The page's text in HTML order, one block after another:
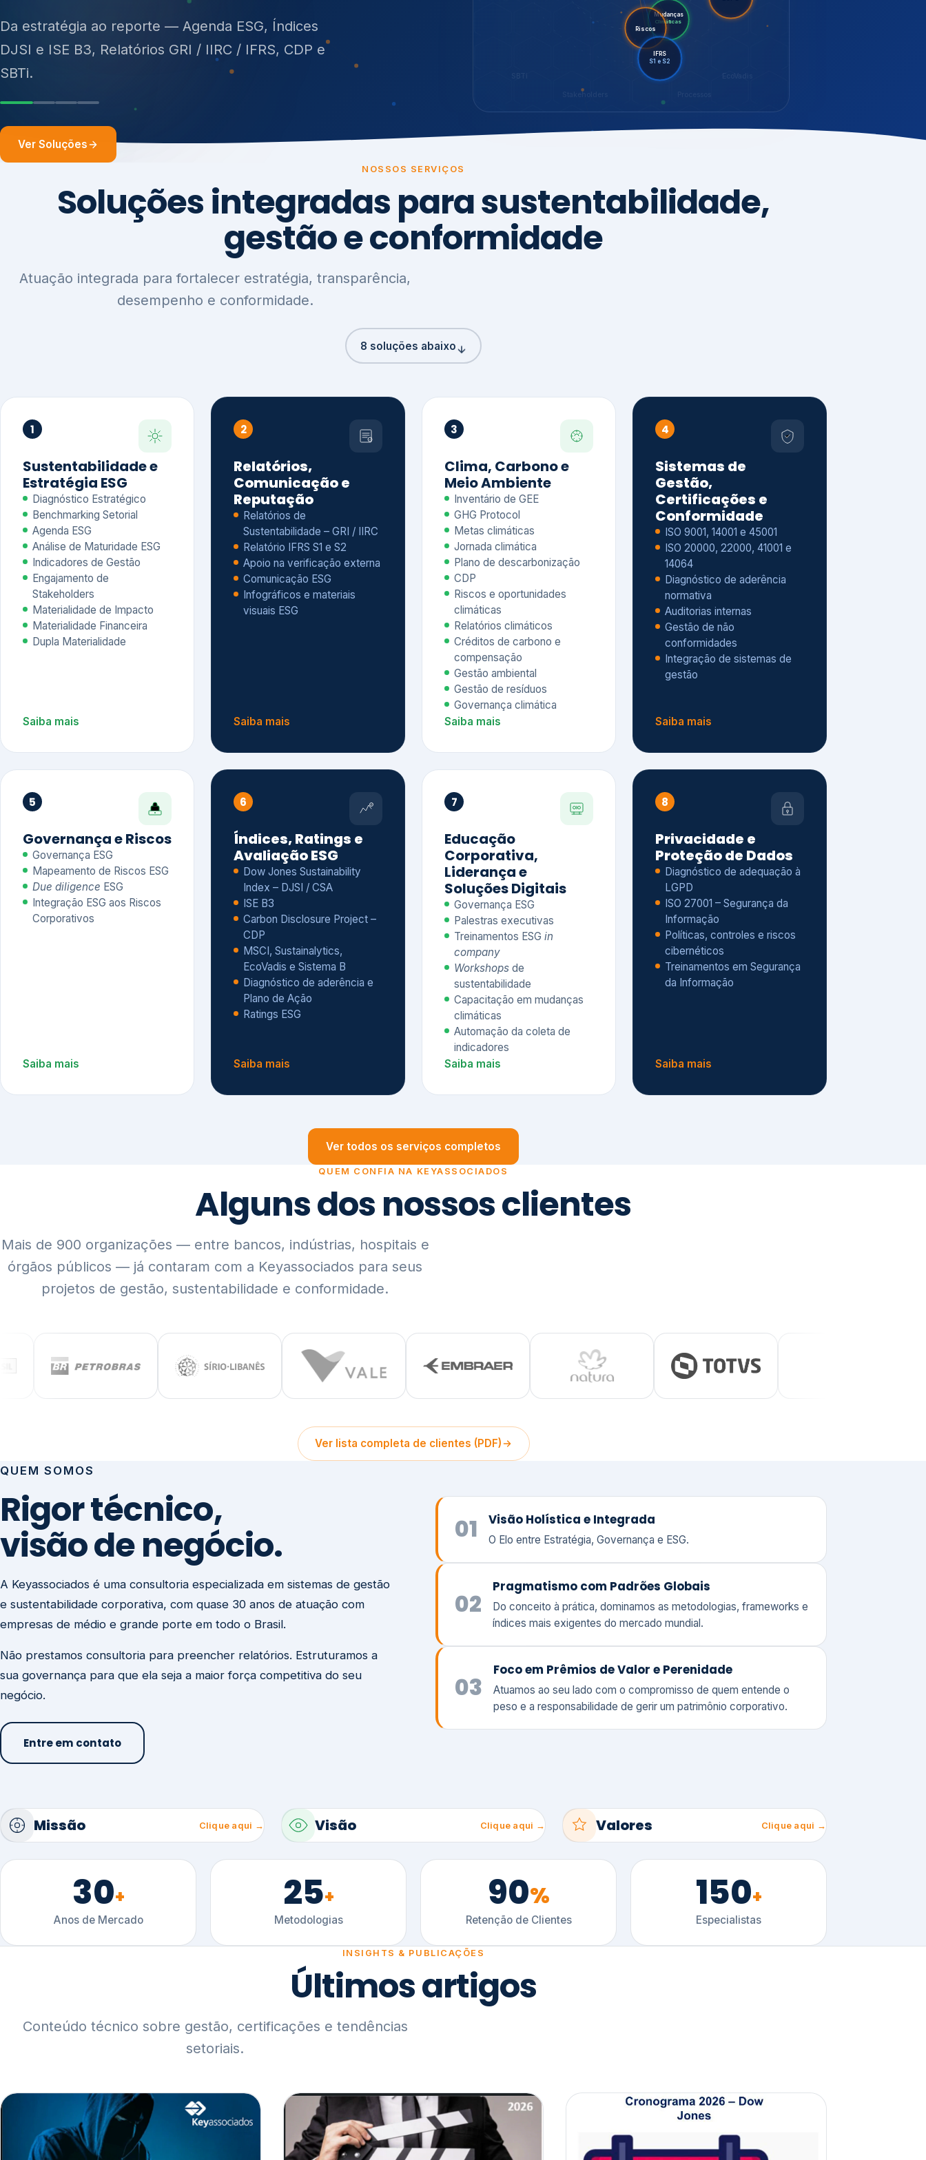
ISO 27701, ISO 42001, ISO 37001, ISO 9001, ISO
14001, ISO 45001, ONA e PNQ — Gestão de resíduos
sólidos (PGRS/PMGRS).
Ver Soluções
Stakeholders
Mudanças
Climáticas
Riscos
LGPD
IFRS
S1 e S2
NOSSOS SERVIÇOS
Soluções integradas para sustentabilidade,
gestão e conformidade
Atuação integrada para fortalecer estratégia, transparência,
desempenho e conformidade.
8 soluções abaixo
1
Sustentabilidade e
Estratégia ESG
Diagnóstico Estratégico
Benchmarking Setorial
Agenda ESG
Análise de Maturidade ESG
Indicadores de Gestão
Engajamento de
Stakeholders
Materialidade de Impacto
Materialidade Financeira
Dupla Materialidade
Saiba mais
2
Relatórios,
Comunicação e
Reputação
Relatórios de
Sustentabilidade – GRI / IIRC
Relatório IFRS S1 e S2
Apoio na verificação externa
Comunicação ESG
Infográficos e materiais
visuais ESG
Saiba mais
3
Clima, Carbono e
Meio Ambiente
Inventário de GEE
GHG Protocol
Metas climáticas
Jornada climática
Plano de descarbonização
CDP
Riscos e oportunidades
climáticas
Relatórios climáticos
Créditos de carbono e
compensação
Gestão ambiental
Gestão de resíduos
Governança climática
Saiba mais
4
Sistemas de
Gestão,
Certificações e
Conformidade
ISO 9001, 14001 e 45001
ISO 20000, 22000, 41001 e
14064
Diagnóstico de aderência
normativa
Auditorias internas
Gestão de não
conformidades
Integração de sistemas de
gestão
Saiba mais
5
Governança e Riscos
Governança ESG
Mapeamento de Riscos ESG
Due diligence ESG
Integração ESG aos Riscos
Corporativos
Saiba mais
6
Índices, Ratings e
Avaliação ESG
Dow Jones Sustainability
Index – DJSI / CSA
ISE B3
Carbon Disclosure Project –
CDP
MSCI, Sustainalytics,
EcoVadis e Sistema B
Diagnóstico de aderência e
Plano de Ação
Ratings ESG
Saiba mais
7
Educação
Corporativa,
Liderança e
Soluções Digitais
Governança ESG
Palestras executivas
Treinamentos ESG in
company
Workshops de
sustentabilidade
Capacitação em mudanças
climáticas
Automação da coleta de
indicadores
Saiba mais
8
Privacidade e
Proteção de Dados
Diagnóstico de adequação à
LGPD
ISO 27001 – Segurança da
Informação
Políticas, controles e riscos
cibernéticos
Treinamentos em Segurança
da Informação
Saiba mais
Ver todos os serviços completos
QUEM CONFIA NA KEYASSOCIADOS
Alguns dos nossos clientes
Mais de 900 organizações — entre bancos, indústrias, hospitais e
órgãos públicos — já contaram com a Keyassociados para seus
projetos de gestão, sustentabilidade e conformidade.
Ver lista completa de clientes (PDF)
QUEM SOMOS
Rigor técnico,
visão de negócio.
A Keyassociados é uma consultoria especializada em sistemas de gestão
e sustentabilidade corporativa, com quase 30 anos de atuação com
empresas de médio e grande porte em todo o Brasil.
Não prestamos consultoria para preencher relatórios. Estruturamos a
sua governança para que ela seja a maior força competitiva do seu
negócio.
Entre em contato
01 Visão Holística e Integrada
O Elo entre Estratégia, Governança e ESG.
02
Pragmatismo com Padrões Globais
Do conceito à prática, dominamos as metodologias, frameworks e
índices mais exigentes do mercado mundial.
03
Foco em Prêmios de Valor e Perenidade
Atuamos ao seu lado com o compromisso de quem entende o
peso e a responsabilidade de gerir um patrimônio corporativo.
Missão Clique aqui → Visão Clique aqui → Valores Clique aqui →
30+
Anos de Mercado
25+
Metodologias
90%
Retenção de Clientes
150+
Especialistas
INSIGHTS & PUBLICAÇÕES
Últimos artigos
Conteúdo técnico sobre gestão, certificações e tendências
setoriais.